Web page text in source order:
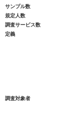
サンプル数
規定人数
調査サービス数
定義
調査対象者